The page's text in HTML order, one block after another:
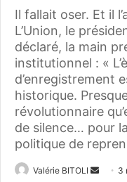
Il fallait oser. Et il
L’Union, le
déclaré, la main
institutionnel : «
d’enregistrement
historique.
révolutionnaire
de silence… pour
politique de
Valérie BITOLI 3